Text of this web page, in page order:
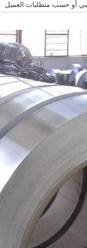
أو حسب متطلبات العميل